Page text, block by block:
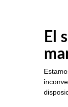
El